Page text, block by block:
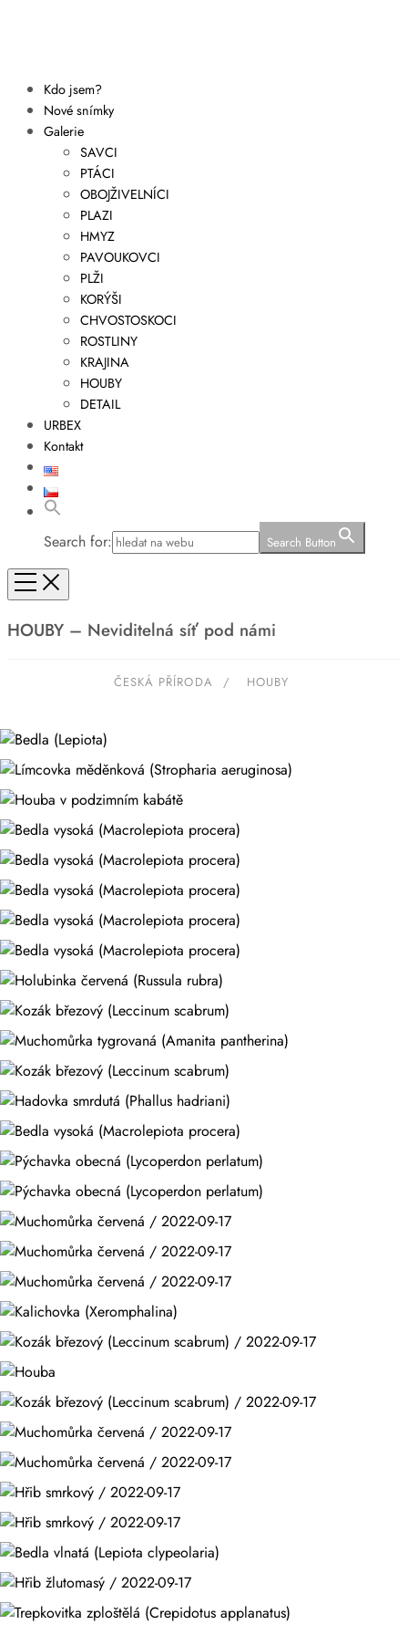
Kdo jsem?
Nové snímky
Galerie
SAVCI
PTÁCI
OBOJŽIVELNÍCI
PLAZI
HMYZ
PAVOUKOVCI
PLŽI
KORÝŠI
CHVOSTOSKOCI
ROSTLINY
KRAJINA
HOUBY
DETAIL
URBEX
Kontakt
Search for: Search Button
HOUBY – Neviditelná síť pod námi
ČESKÁ PŘÍRODA / HOUBY